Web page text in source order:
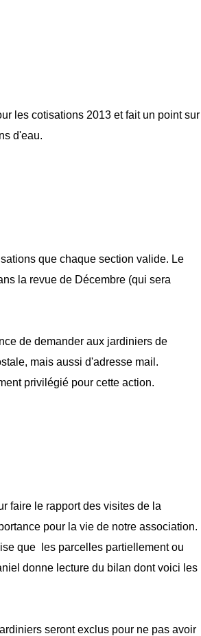
les cotisations 2013 et fait un point sur
d'eau.
que chaque section valide. Le
la revue de Décembre (qui sera
de demander aux jardiniers de
mais aussi d'adresse mail.
privilégié pour cette action.
faire le rapport des visites de la
pour la vie de notre association. Il
que les parcelles partiellement ou
donne lecture du bilan dont voici les
seront exclus pour ne pas avoir